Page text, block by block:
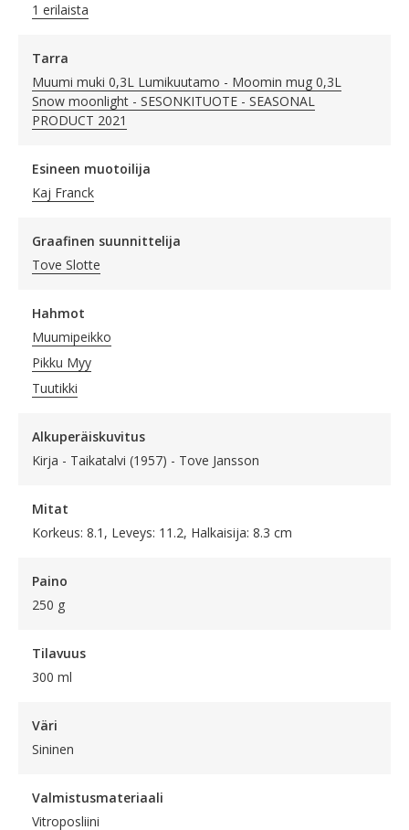
1 erilaista
Tarra
Muumi muki 0,3L Lumikuutamo - Moomin mug 0,3L
Snow moonlight - SESONKITUOTE - SEASONAL
PRODUCT 2021
Esineen muotoilija
Kaj Franck
Graafinen suunnittelija
Tove Slotte
Hahmot
Muumipeikko
Pikku Myy
Tuutikki
Alkuperäiskuvitus
Kirja - Taikatalvi (1957) - Tove Jansson
Mitat
Korkeus: 8.1, Leveys: 11.2, Halkaisija: 8.3 cm
Paino
250 g
Tilavuus
300 ml
Väri
Sininen
Valmistusmateriaali
Vitroposliini